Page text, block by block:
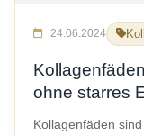
24.06.2024
ohne starres
Kollagenfäden